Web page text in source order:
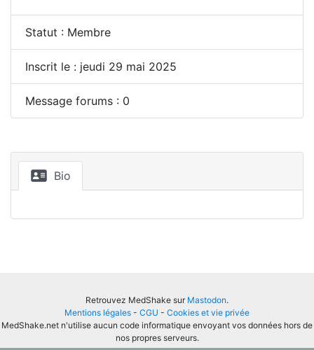
Statut : Membre
Inscrit le : jeudi 29 mai 2025
Message forums : 0
Bio
Retrouvez MedShake sur Mastodon.
Mentions légales - CGU - Cookies et vie privée
MedShake.net n'utilise aucun code informatique envoyant vos données hors de
nos propres serveurs.